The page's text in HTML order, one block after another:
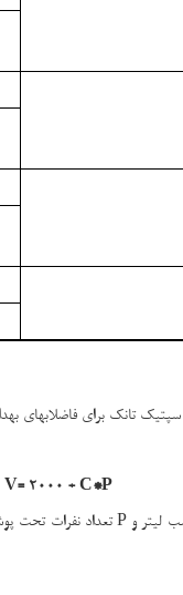
تانک برای فاضلابهای
V= 2000 + C*P
لیتر و Pتعداد نفرات تحت